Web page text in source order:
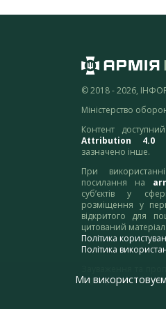
© 2018 - 2026,
Міністерство
Контент
Attribution 4.0
зазначено інше.
При
посилання на
суб’єктів у
розміщення у
відкритого для
цитований матеріал.
Політика
Політика
адресу:
Ми